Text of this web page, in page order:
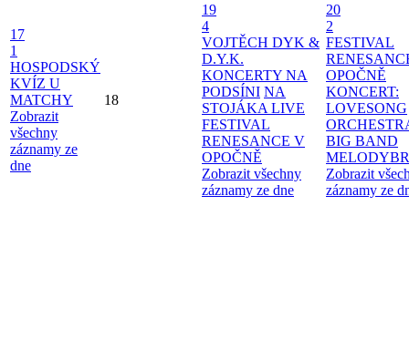
17
1
HOSPODSKÝ
KVÍZ U
MATCHY
Zobrazit
všechny
záznamy ze
dne
18
19
4
VOJTĚCH DYK &
D.Y.K.
KONCERTY NA
PODSÍNI NA
STOJÁKA LIVE
FESTIVAL
RENESANCE V
OPOČNĚ
Zobrazit všechny
záznamy ze dne
20
2
FESTIVAL
OPOČNĚ
KONCERT:
LOVESONG
BIG BAND
Zobrazit
záznamy ze